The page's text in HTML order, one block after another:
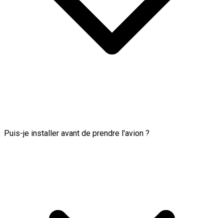
Puis-je installer avant de prendre l'avion ?